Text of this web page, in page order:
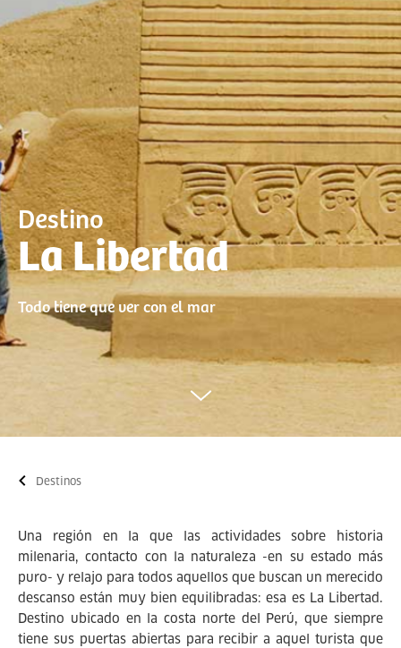
Destino
La Libertad
Todo tiene que ver con el mar
Destinos
Una región en la que las actividades sobre historia
milenaria, contacto con la naturaleza -en su estado más
puro- y relajo para todos aquellos que buscan un merecido
descanso están muy bien equilibradas: esa es La Libertad.
Destino ubicado en la costa norte del Perú, que siempre
tiene sus puertas abiertas para recibir a aquel turista que